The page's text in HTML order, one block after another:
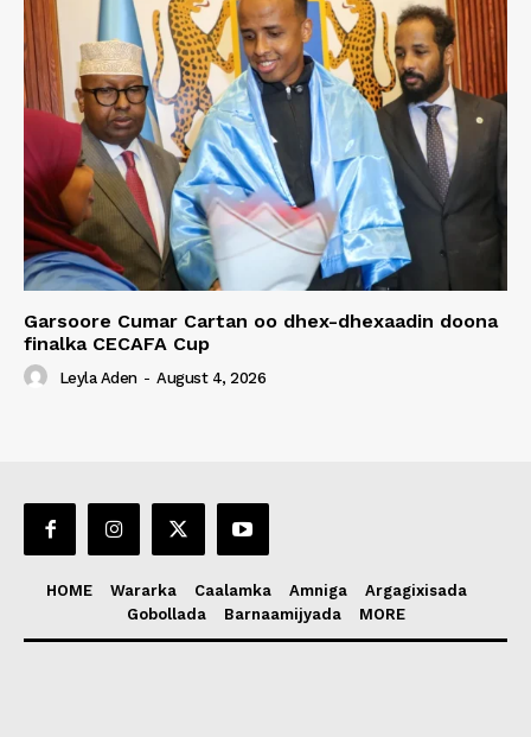
Garsoore Cumar Cartan oo dhex-dhexaadin doona
finalka CECAFA Cup
Leyla Aden - August 4, 2026
HOME Wararka Caalamka Amniga
Argagixisada
Gobollada
Barnaamijyada MORE